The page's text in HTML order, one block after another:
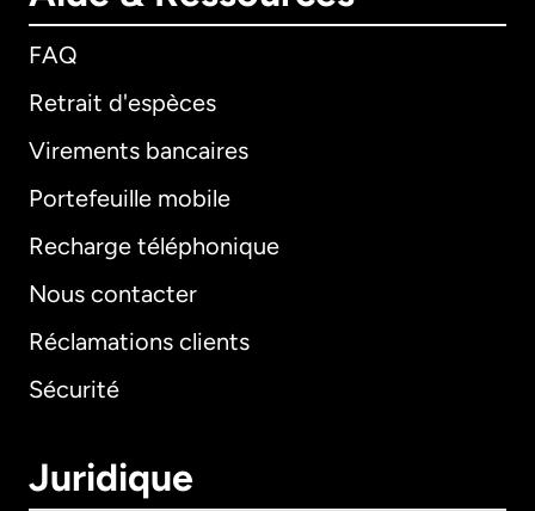
FAQ
Retrait d'espèces
Virements bancaires
Portefeuille mobile
Recharge téléphonique
Nous contacter
Réclamations clients
Sécurité
Juridique